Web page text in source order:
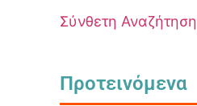
Σύνθετη Αναζήτηση
Προτεινόμενα